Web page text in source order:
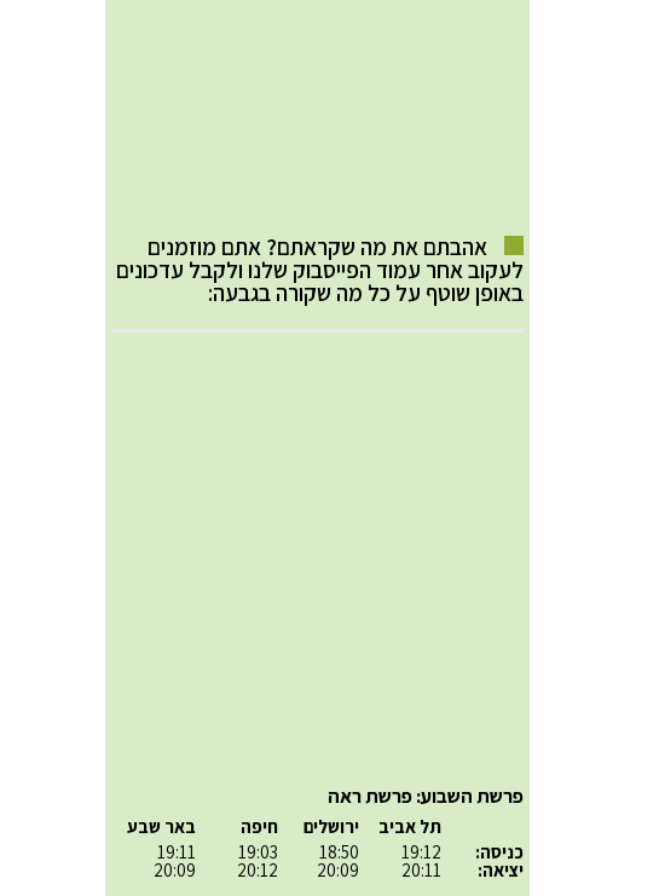
אהבתם את מה שקראתם? אתם מוזמנים
לעקוב אחר עמוד הפייסבוק שלנו ולקבל עדכונים
באופן שוטף על כל מה שקורה בגבעה:
פרשת השבוע: פרשת ראה
כניסה:
יציאה:
תל אביב
19:12
20:11
ירושלים
18:50
20:09
חיפה
19:03
20:12
באר שבע
19:11
20:09